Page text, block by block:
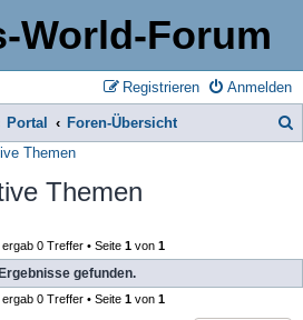
World-Forum
Anmelden
Registrieren
Portal Foren-Übersicht
Themen
Themen
ergab 0 Treffer • Seite 1von 1
gefunden.
ergab 0 Treffer • Seite 1von 1